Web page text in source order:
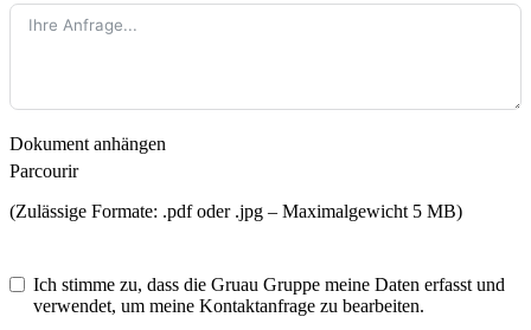
Dokument anhängen
Parcourir
(Zulässige Formate: .pdf oder .jpg – Maximalgewicht 5 MB)
Ich stimme zu, dass die Gruau Gruppe meine Daten erfasst und
verwendet, um meine Kontaktanfrage zu bearbeiten.